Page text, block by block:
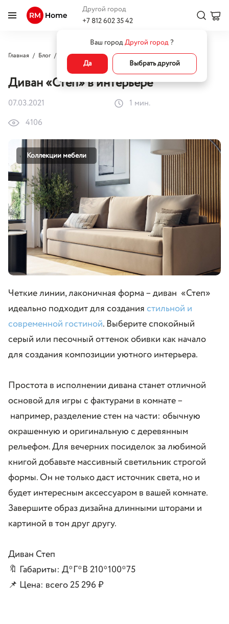
Другой город
+7 812 602 35 42
Ваш городДругой город?
Да Выбрать другой
Главная Блог Коллекции мебели Диван «Степ» в интерьере
Диван «Степ» в интерьере
07.03.2021
1 мин.
4106
Коллекции мебели
Четкие линии, лаконичная форма–диван «Степ»
идеально подходит для созданиястильной и
современной гостиной. Выберите спокойный
серый или песочный оттенок обивки как начало
для создания композиции уютного интерьера.
Простота в исполнении дивана станет отличной
основой для игры с фактурами в комнате–
например, разделение стен на части: обычную
окрашенную и оригинальную с деревянным
рельефом. Для вечерних посиделок за любимой
книгой добавьте массивный светильник строгой
формы. Он не только даст источник света, но и
будет интересным аксессуаром в вашей комнате.
Завершите образ дизайна длинными шторами и
картиной в тон друг другу.
Диван Степ
🔖 Габариты: Д*Г*В 210*100*75
📌 Цена: всего25 296 ₽